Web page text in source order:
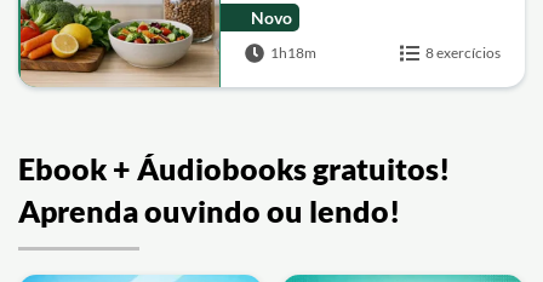
Novo
1h18m 8 exercícios
Ebook + Áudiobooks gratuitos!
Aprenda ouvindo ou lendo!